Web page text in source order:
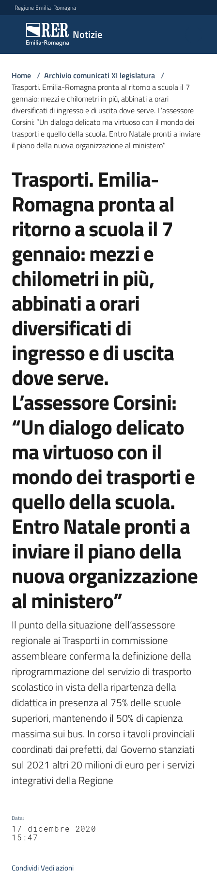
Vai al contenuto
Vai alla navigazione
Vai al footer
Regione Emilia-Romagna
Notizie
Notizie
Comunicati
stampa
Cerca
un
comunicato
Agenzia
di
informazione
e
comunicazione
Seguici
su
Home / Archivio comunicati XI legislatura /
Trasporti. Emilia-Romagna pronta al ritorno a scuola il 7
gennaio: mezzi e chilometri in più, abbinati a orari
diversificati di ingresso e di uscita dove serve. L’assessore
Corsini: “Un dialogo delicato ma virtuoso con il mondo dei
trasporti e quello della scuola. Entro Natale pronti a inviare
il piano della nuova organizzazione al ministero”
Salta al contenuto
Trasporti. Emilia-
Romagna pronta al
ritorno a scuola il 7
gennaio: mezzi e
chilometri in più,
abbinati a orari
diversificati di
ingresso e di uscita
dove serve.
L’assessore Corsini:
“Un dialogo delicato
ma virtuoso con il
mondo dei trasporti e
quello della scuola.
Entro Natale pronti a
inviare il piano della
nuova organizzazione
al ministero”
Il punto della situazione dell’assessore
regionale ai Trasporti in commissione
assembleare conferma la definizione della
riprogrammazione del servizio di trasporto
scolastico in vista della ripartenza della
didattica in presenza al 75% delle scuole
superiori, mantenendo il 50% di capienza
massima sui bus. In corso i tavoli provinciali
coordinati dai prefetti, dal Governo stanziati
sul 2021 altri 20 milioni di euro per i servizi
integrativi della Regione
Data:
17 dicembre 2020
15:47
CondividiVedi azioni